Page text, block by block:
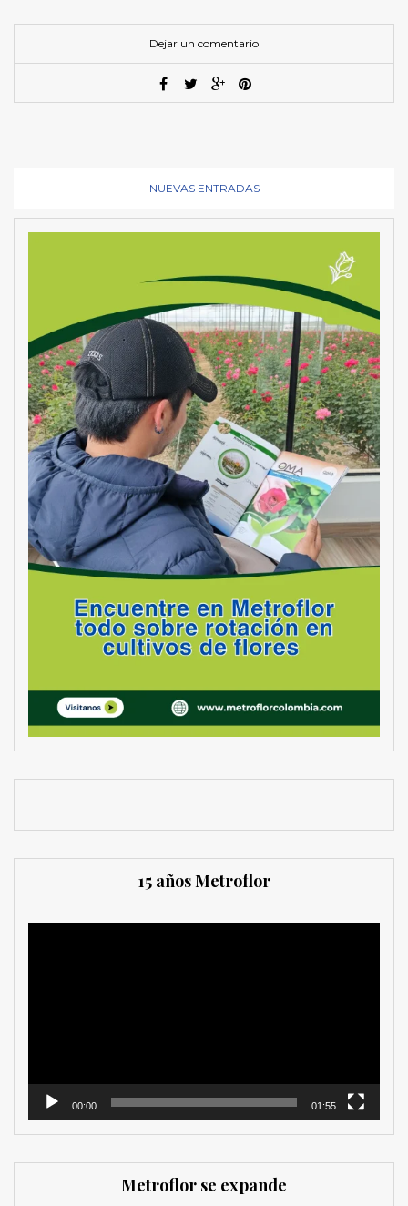
Dejar un comentario
NUEVAS ENTRADAS
15 años Metroflor
00:00 01:55
Metroflor se expande